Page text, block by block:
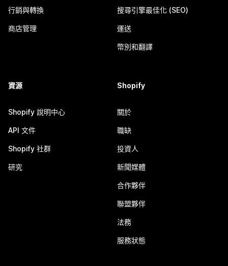
行銷與轉換
商店管理
搜尋引擎最佳化 (SEO)
運送
幣別和翻譯
資源
Shopify 說明中心
API 文件
Shopify 社群
研究
Shopify
關於
職缺
投資人
新聞媒體
合作夥伴
聯盟夥伴
法務
服務狀態